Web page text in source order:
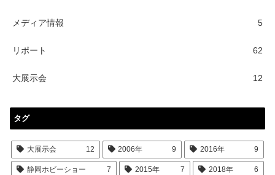
メディア情報 5
リポート 62
大展示会 12
タグ
大展示会 12 2006年 9 2016年 9
静岡ホビーショー 7 2015年 7 2018年 6